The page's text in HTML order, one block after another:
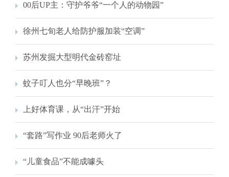
00后UP主：守护爷爷“一个人的动物园”
徐州七旬老人给防护服加装“空调”
苏州发掘大型明代金砖窑址
蚊子叮人也分“早晚班”？
上好体育课，从“出汗”开始
“套路”写作业 90后老师火了
“儿童食品”不能成噱头